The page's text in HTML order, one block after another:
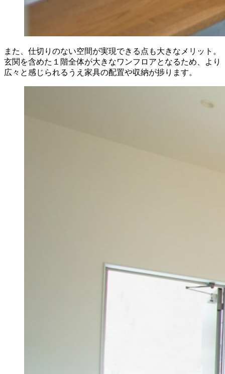
また、仕切りのない空間が実現できる点も大きなメリット。
玄関を含めた１階全体が大きなワンフロアとなるため、より
広々と感じられるうえ家具の配置や収納が捗ります。